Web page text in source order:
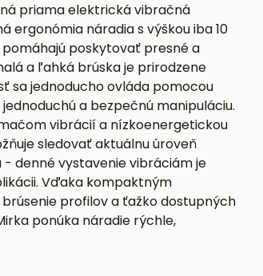
priama elektrická vibračná
ergonómia náradia s výškou iba 10
poskytovať presné a
a ľahká brúska je prirodzene
sa jednoducho ovláda pomocou
a bezpečnú manipuláciu.
vibrácií a nízkoenergetickou
sledovať aktuálnu úroveň
denné vystavenie vibráciám je
Vďaka kompaktným
brúsenie profilov a ťažko dostupných
ponúka náradie rýchle,